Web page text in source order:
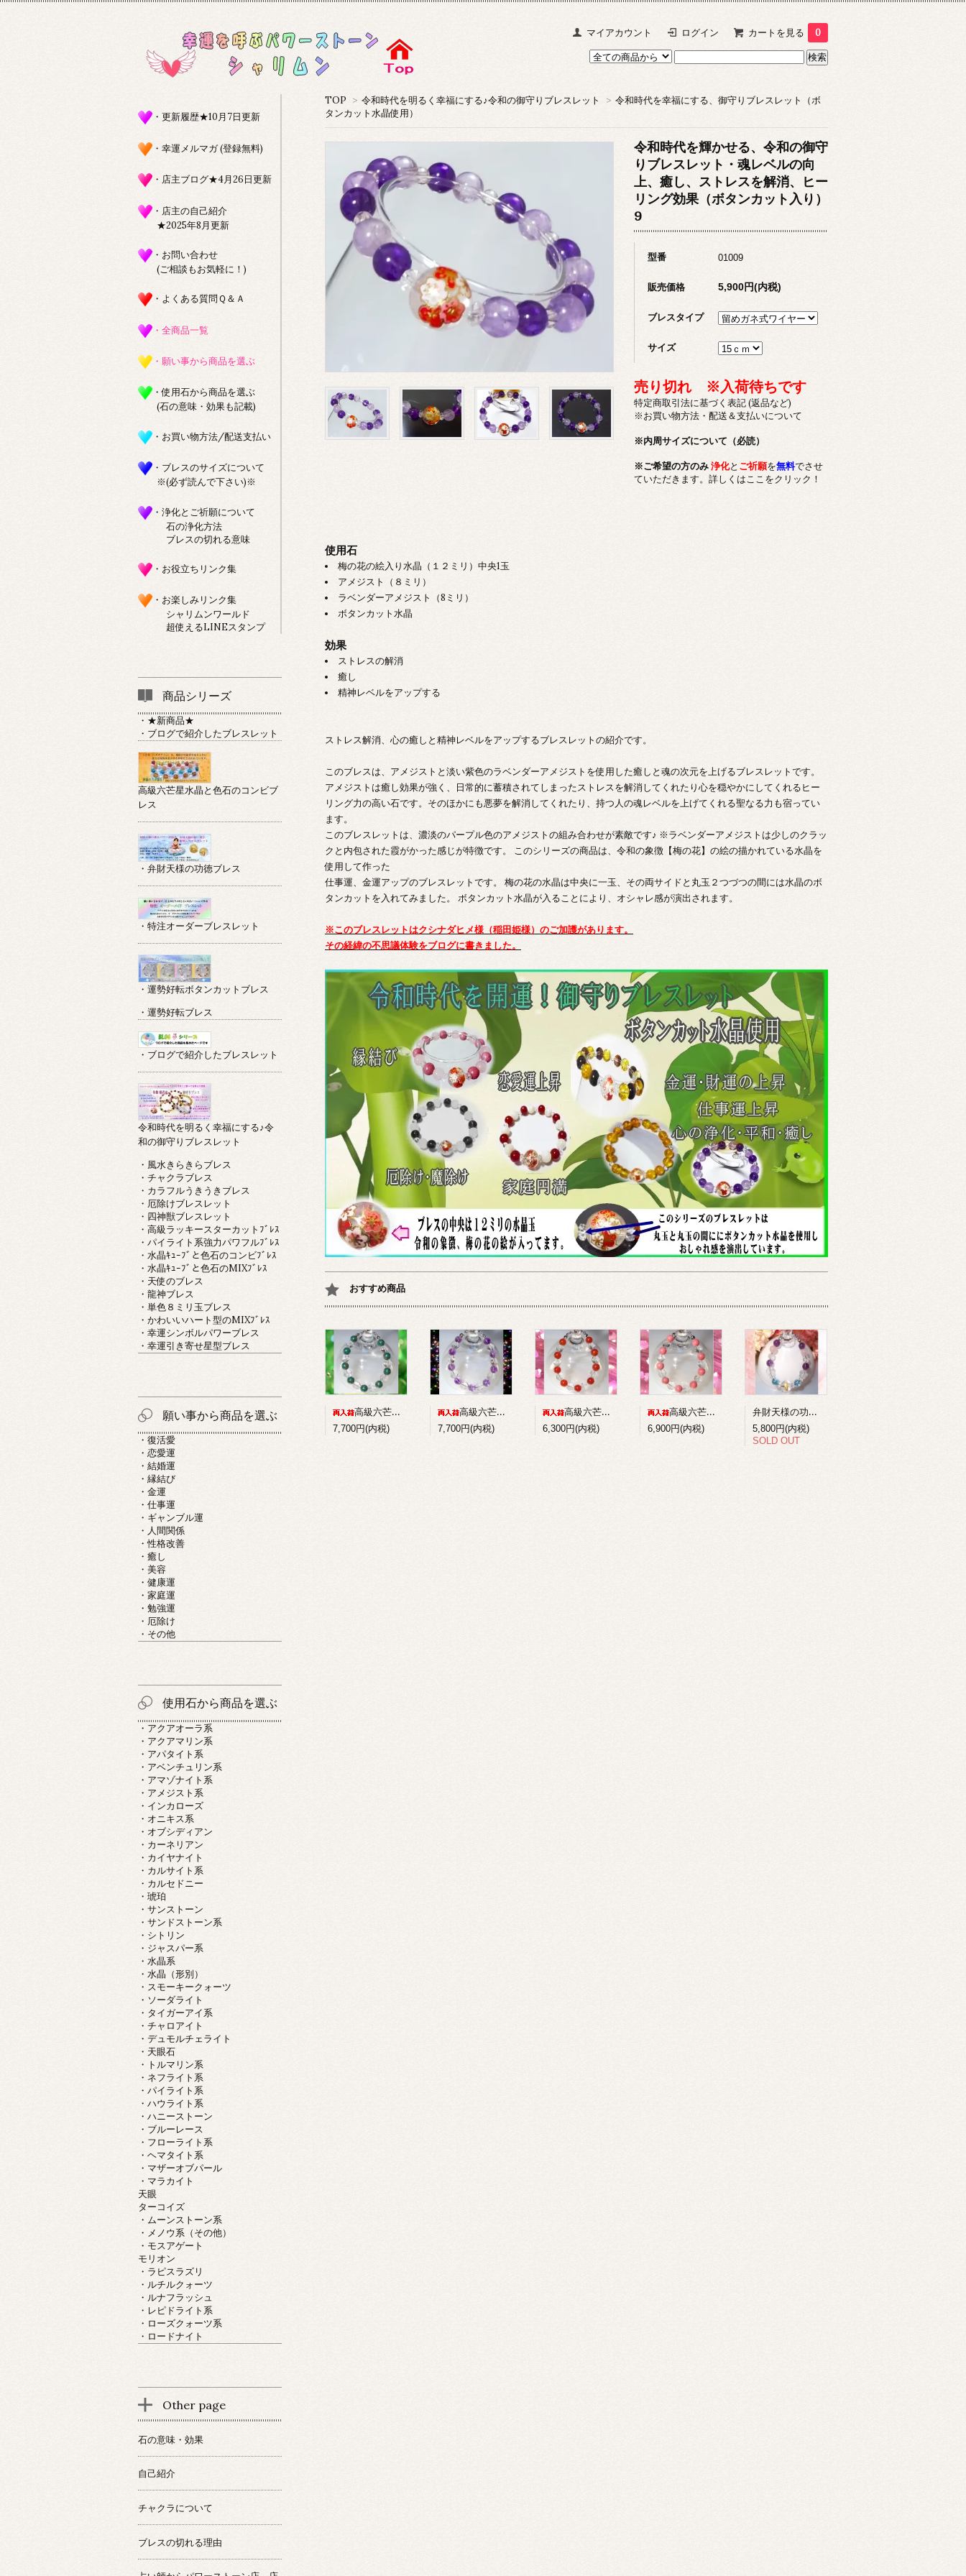
マイアカウント ログイン カートを見る 0
TOP > 令和時代を明るく幸福にする♪令和の御守りブレスレット > 令和時代を幸福にする、御守りブレスレット（ボ
タンカット水晶使用）
令和時代を輝かせる、令和の御守
りブレスレット・魂レベルの向
上、癒し、ストレスを解消、ヒー
リング効果（ボタンカット入り）
9
型番 01009
販売価格 5,900円(内税)
ブレスタイプ
サイズ
売り切れ ※入荷待ちです
特定商取引法に基づく表記 (返品など)
※お買い物方法・配送＆支払いについて
※内周サイズについて（必読）
※ご希望の方のみ浄化と ご祈願を無料でさせ
ていただきます。詳しくはここをクリック！
使用石
梅の花の絵入り水晶（１２ミリ）中央1玉
アメジスト（８ミリ）
ラベンダーアメジスト（8ミリ）
ボタンカット水晶
効果
ストレスの解消
癒し
精神レベルをアップする
ストレス解消、心の癒しと精神レベルをアップするブレスレットの紹介です。
このブレスは、アメジストと淡い紫色のラベンダーアメジストを使用した癒しと魂の次元を上げるブレスレットです。
アメジストは癒し効果が強く、日常的に蓄積されてしまったストレスを解消してくれたり心を穏やかにしてくれるヒー
リング力の高い石です。そのほかにも悪夢を解消してくれたり、持つ人の魂レベルを上げてくれる聖なる力も宿ってい
ます。
このブレスレットは、濃淡のパープル色のアメジストの組み合わせが素敵です♪ ※ラベンダーアメジストは少しのクラッ
クと内包された霞がかった感じが特徴です。 このシリーズの商品は、令和の象徴【梅の花】の絵の描かれている水晶を
使用して作った
仕事運、金運アップのブレスレットです。 梅の花の水晶は中央に一玉、その両サイドと丸玉２つづつの間には水晶のボ
タンカットを入れてみました。 ボタンカット水晶が入ることにより、オシャレ感が演出されます。
※このブレスレットはクシナダヒメ様（稲田姫様）のご加護があります。
その経緯の不思議体験をブログに書きました。
おすすめ商品
高級六芒星水晶+パイライトインマラカイトのコンビブレスレット
7,700円(内税)
高級六芒星水晶+アメジストのコンビブレスレット
7,700円(内税)
高級六芒星水晶+赤メノウのコンビブレスレット
6,300円(内税)
高級六芒星水晶+ロードナイトのコンビブレスレット
6,900円(内税)
弁財天様の功徳を得る梵字ブレスレット１
5,800円(内税)
SOLD OUT
・更新履歴★10月7日更新
・幸運メルマガ (登録無料)
・店主ブログ★4月26日更新
・店主の自己紹介
★2025年8月更新
・お問い合わせ
(ご相談もお気軽に！)
・よくある質問Ｑ＆Ａ
・全商品一覧
・願い事から商品を選ぶ
・使用石から商品を選ぶ
(石の意味・効果も記載)
・お買い物方法/配送支払い
・ブレスのサイズについて
※(必ず読んで下さい)※
・浄化とご祈願について
石の浄化方法
ブレスの切れる意味
・お役立ちリンク集
・お楽しみリンク集
シャリムンワールド
超使えるLINEスタンプ
商品シリーズ
・★新商品★
・ブログで紹介したブレスレット
高級六芒星水晶と色石のコンビブ
レス
・弁財天様の功徳ブレス
・特注オーダーブレスレット
・運勢好転ボタンカットブレス
・運勢好転ブレス
・ブログで紹介したブレスレット
令和時代を明るく幸福にする♪令
和の御守りブレスレット
・風水きらきらブレス
・チャクラブレス
・カラフルうきうきブレス
・厄除けブレスレット
・四神獣ブレスレット
・高級ラッキースターカットﾌﾞﾚｽ
・パイライト系強力パワフルﾌﾞﾚｽ
・水晶ｷｭｰﾌﾞと色石のコンビﾌﾞﾚｽ
・水晶ｷｭｰﾌﾞと色石のMIXﾌﾞﾚｽ
・天使のブレス
・龍神ブレス
・単色８ミリ玉ブレス
・かわいいハート型のMIXﾌﾞﾚｽ
・幸運シンボルパワーブレス
・幸運引き寄せ星型ブレス
願い事から商品を選ぶ
・復活愛
・恋愛運
・結婚運
・縁結び
・金運
・仕事運
・ギャンブル運
・人間関係
・性格改善
・癒し
・美容
・健康運
・家庭運
・勉強運
・厄除け
・その他
使用石から商品を選ぶ
・アクアオーラ系
・アクアマリン系
・アパタイト系
・アベンチュリン系
・アマゾナイト系
・アメジスト系
・インカローズ
・オニキス系
・オブシディアン
・カーネリアン
・カイヤナイト
・カルサイト系
・カルセドニー
・琥珀
・サンストーン
・サンドストーン系
・シトリン
・ジャスパー系
・水晶系
・水晶（形別）
・スモーキークォーツ
・ソーダライト
・タイガーアイ系
・チャロアイト
・デュモルチェライト
・天眼石
・トルマリン系
・ネフライト系
・パイライト系
・ハウライト系
・ハニーストーン
・ブルーレース
・フローライト系
・ヘマタイト系
・マザーオブパール
・マラカイト
天眼
ターコイズ
・ムーンストーン系
・メノウ系（その他）
・モスアゲート
モリオン
・ラピスラズリ
・ルチルクォーツ
・ルナフラッシュ
・レピドライト系
・ローズクォーツ系
・ロードナイト
Other page
石の意味・効果
自己紹介
チャクラについて
ブレスの切れる理由